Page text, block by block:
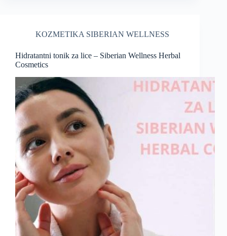
KOZMETIKA SIBERIAN WELLNESS
Hidratantni tonik za lice – Siberian Wellness Herbal
Cosmetics